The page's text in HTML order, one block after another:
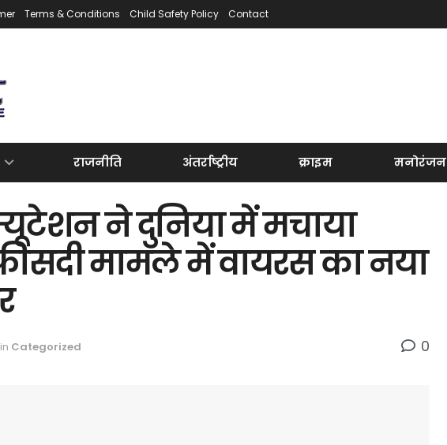
Terms & Conditions Child Safety Policy Contact
राजनीति अंतर्राष्ट्रीय क्राइम मनोरंजन
ने दुनिया में मचाया
मामले में वायरस का नया
in Categorized 0